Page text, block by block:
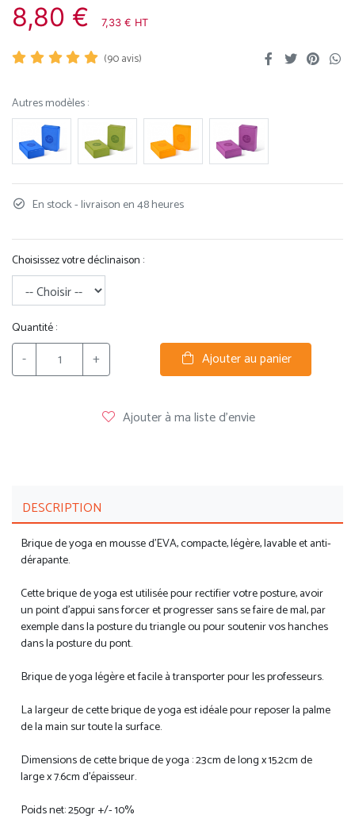
8,80 € 7,33 € HT
(90avis)
Autres modèles :
En stock - livraison en 48 heures
Choisissez votre déclinaison :
Quantité :
- + Ajouter au panier
Ajouter à ma liste d'envie
DESCRIPTION
Brique de yoga en mousse d'EVA, compacte, légère, lavable et anti-
dérapante.
Cette brique de yoga est utilisée pour rectifier votre posture, avoir
un point d'appui sans forcer et progresser sans se faire de mal, par
exemple dans la posture du triangle ou pour soutenir vos hanches
dans la posture du pont.
Brique de yoga légère et facile à transporter pour les professeurs.
La largeur de cette brique de yoga est idéale pour reposer la palme
de la main sur toute la surface.
Dimensions de cette brique de yoga : 23cm de long x 15.2cm de
large x 7.6cm d'épaisseur.
Poids net: 250gr +/- 10%